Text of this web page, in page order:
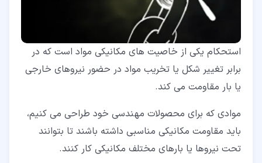
استحکام یکی از خاصیت های مکانیکی مواد است که در
برابر تغییر شکل یا تخریب مواد در حضور نیروهای خارجی
یا بار مقاومت می کند.
موادی که برای محصولات مهندسی خود طراحی می کنیم،
باید مقاومت مکانیکی مناسبی داشته باشند تا بتوانند
تحت نیروها یا بارهای مختلف مکانیکی کار کنند.